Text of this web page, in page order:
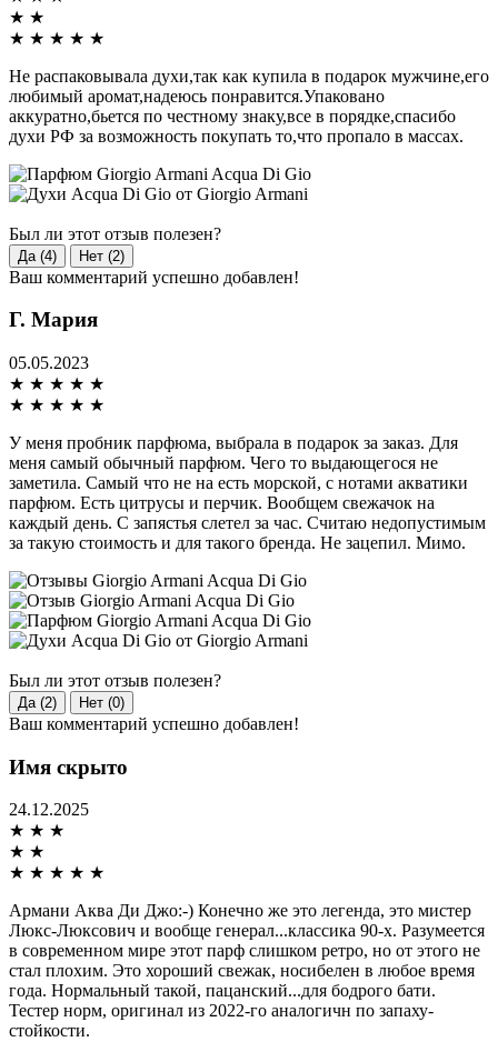
★ ★
★ ★ ★ ★ ★
Не распаковывала духи,так как купила в подарок мужчине,его
любимый аромат,надеюсь понравится.Упаковано
аккуратно,бьется по честному знаку,все в порядке,спасибо
духи РФ за возможность покупать то,что пропало в массах.
Был ли этот отзыв полезен?
Да (4) Нет (2)
Ваш комментарий успешно добавлен!
Г. Мария
05.05.2023
★ ★ ★ ★ ★
★ ★ ★ ★ ★
У меня пробник парфюма, выбрала в подарок за заказ. Для
меня самый обычный парфюм. Чего то выдающегося не
заметила. Самый что не на есть морской, с нотами акватики
парфюм. Есть цитрусы и перчик. Вообщем свежачок на
каждый день. С запястья слетел за час. Считаю недопустимым
за такую стоимость и для такого бренда. Не зацепил. Мимо.
Был ли этот отзыв полезен?
Да (2) Нет (0)
Ваш комментарий успешно добавлен!
Имя скрыто
24.12.2025
★ ★ ★
★ ★
★ ★ ★ ★ ★
Армани Аква Ди Джо:-) Конечно же это легенда, это мистер
Люкс-Люксович и вообще генерал...классика 90-х. Разумеется
в современном мире этот парф слишком ретро, но от этого не
стал плохим. Это хороший свежак, носибелен в любое время
года. Нормальный такой, пацанский...для бодрого бати.
Тестер норм, оригинал из 2022-го аналогичн по запаху-
стойкости.